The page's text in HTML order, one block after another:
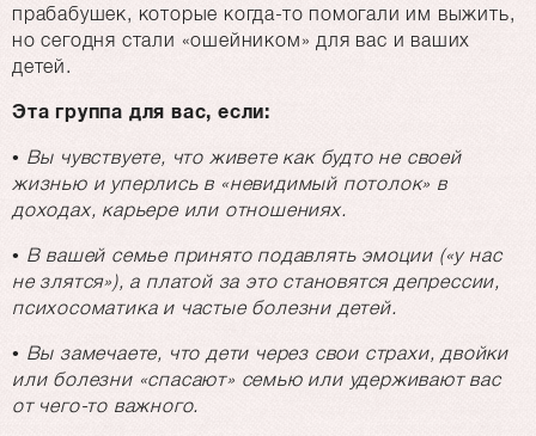
прабабушек, которые когда-то помогали им выжить,
но сегодня стали «ошейником» для вас и ваших
детей.
Эта группа для вас, если:
• Вы чувствуете, что живете как будто не своей
жизнью и уперлись в «невидимый потолок» в
доходах, карьере или отношениях.
• В вашей семье принято подавлять эмоции («у нас
не злятся»), а платой за это становятся депрессии,
психосоматика и частые болезни детей.
• Вы замечаете, что дети через свои страхи, двойки
или болезни «спасают» семью или удерживают вас
от чего-то важного.